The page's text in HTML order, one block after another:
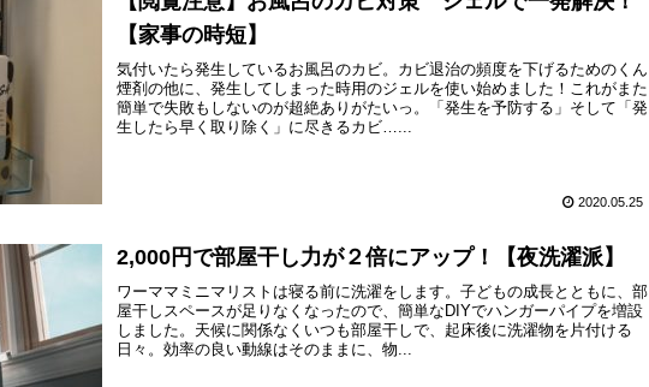
【家事の時短】
気付いたら発生しているお風呂のカビ。カビ退治の頻度を下げるためのくん
煙剤の他に、発生してしまった時用のジェルを使い始めました！これがまた
簡単で失敗もしないのが超絶ありがたいっ。「発生を予防する」そして「発
生したら早く取り除く」に尽きるカビ…...
2020.05.25
2,000円で部屋干し力が２倍にアップ！【夜洗濯派】
ワーママミニマリストは寝る前に洗濯をします。子どもの成長とともに、部
屋干しスペースが足りなくなったので、簡単なDIYでハンガーパイプを増設
しました。天候に関係なくいつも部屋干しで、起床後に洗濯物を片付ける
日々。効率の良い動線はそのままに、物...